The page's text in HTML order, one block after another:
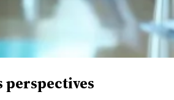
perspectives